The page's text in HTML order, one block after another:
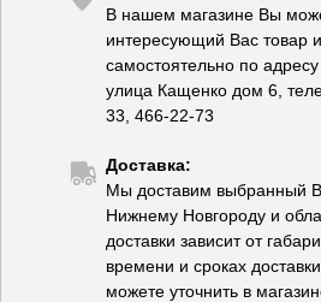
В нашем магазине Вы
интересующий Вас товар
самостоятельно по
улица Кащенко дом 6,
33, 466-22-73
Доставка:
Мы доставим выбранный
Нижнему Новгороду и
доставки зависит от
времени и сроках
можете уточнить в